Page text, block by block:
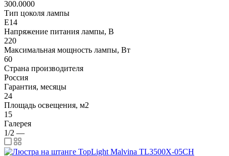
300.0000
Тип цоколя лампы
E14
Напряжение питания лампы, В
220
Максимальная мощность лампы, Вт
60
Страна производителя
Россия
Гарантия, месяцы
24
Площадь освещения, м2
15
Галерея
1/2 —